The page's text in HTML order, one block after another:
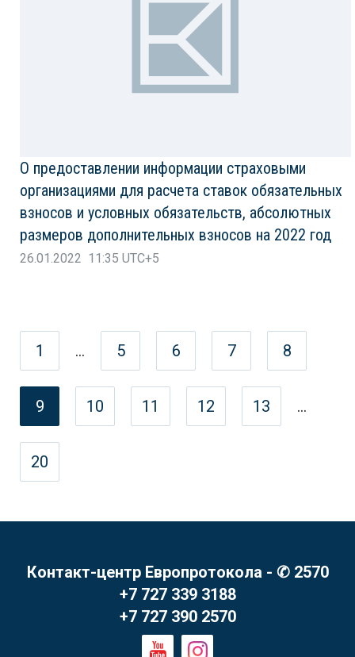
О предоставлении информации страховыми
организациями для расчета ставок обязательных
взносов и условных обязательств, абсолютных
размеров дополнительных взносов на 2022 год
26.01.2022 11:35 UTC+5
1 ... 5 6 7 8
9 10 11 12 13 ...
20
Контакт-центр Европротокола - ✆ 2570
+7 727 339 3188
+7 727 390 2570